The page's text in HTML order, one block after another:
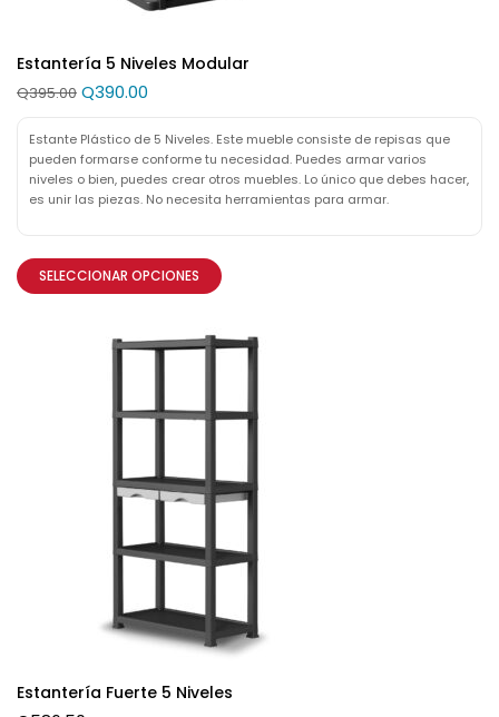
Estantería 5 Niveles Modular
Q395.00 Q390.00
Estante Plástico de 5 Niveles. Este mueble consiste de repisas que
pueden formarse conforme tu necesidad. Puedes armar varios
niveles o bien, puedes crear otros muebles. Lo único que debes hacer,
es unir las piezas. No necesita herramientas para armar.
SELECCIONAR OPCIONES
Estantería Fuerte 5 Niveles